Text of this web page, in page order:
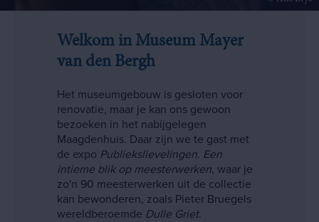
Welkom in Museum Mayer
van den Bergh
Het museumgebouw is gesloten voor
renovatie, maar je kan ons gewoon
bezoeken in het nabijgelegen
Maagdenhuis. Daar zijn we te gast met
de expo Publiekslievelingen. Een
intieme blik op meesterwerken, waar je
zo'n 90 meesterwerken uit de collectie
kan bewonderen, zoals Pieter Bruegels
wereldberoemde Dulle Griet.